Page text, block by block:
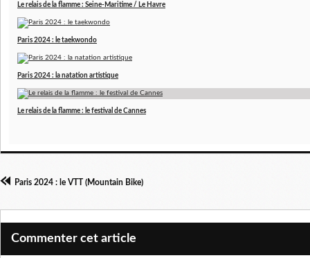
Le relais de la flamme : Seine-Maritime / Le Havre
Paris 2024 : le taekwondo
Paris 2024 : la natation artistique
Le relais de la flamme : le festival de Cannes
Paris 2024 : le VTT (Mountain Bike)
Commenter cet article